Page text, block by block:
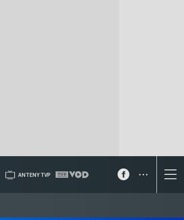
ANTENY TVP ...